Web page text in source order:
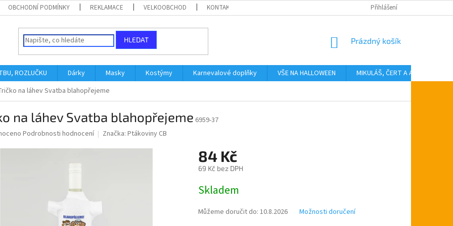
OBCHODNÍ PODMÍNKY REKLAMACE VELKOOBCHOD KONTAKTY Přihlášení
HLEDAT
NÁKUPNÍ
Prázdný košík
ROZLUČKU Dárky Masky Kostýmy Karnevalové doplňky VŠE NA HALLOWEEN MIKULÁŠ, ČERT A ANDĚL
na láhev Svatba blahopřejeme
na láhev Svatba blahopřejeme 6959-37
Podrobnosti hodnocení Značka: Ptákoviny CB
84 Kč
69 Kč bez DPH
cena:
Skladem
Můžeme doručit do: 10.8.2026 Možnosti doručení